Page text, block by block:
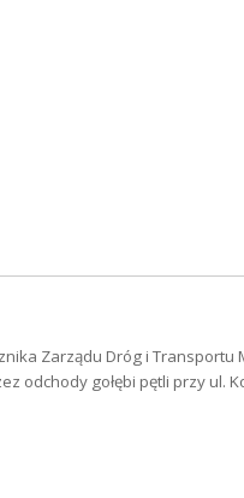
Zarządu Dróg i
odchody gołębi pętli przy ul.